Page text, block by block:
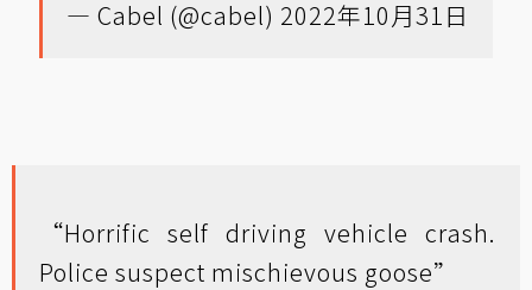
— Cabel (@cabel) 2022年10月31日
“Horrific self driving vehicle crash.
Police suspect mischievous goose”